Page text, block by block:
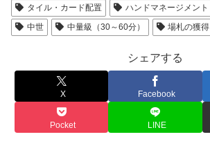
タイル・カード配置
ハンドマネージメント
中世
中量級（30～60分） 場札の獲得
シェアする
X Facebook
Pocket LINE